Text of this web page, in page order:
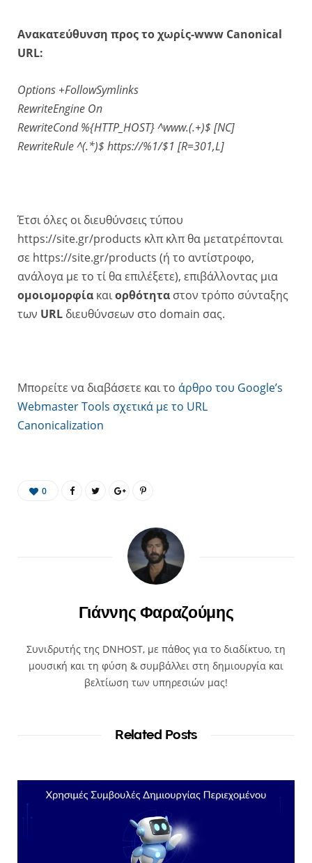
Ανακατεύθυνση προς το χωρίς-www Canonical
URL:
Options +FollowSymlinks
RewriteEngine On
RewriteCond %{HTTP_HOST} ^www.(.+)$ [NC]
RewriteRule ^(.*)$ https://%1/$1 [R=301,L]
Έτσι όλες οι διευθύνσεις τύπου
https://site.gr/products κλπ κλπ θα μετατρέπονται
σε https://site.gr/products (ή το αντίστροφο,
ανάλογα με το τί θα επιλέξετε), επιβάλλοντας μια
ομοιομορφία καιορθότητα στον τρόπο σύνταξης
των URL διευθύνσεων στο domain σας.
Μπορείτε να διαβάσετε και το άρθρο του Google’s
Webmaster Tools σχετικά με το URL
Canonicalization
0
Γιάννης Φαραζούμης
Συνιδρυτής της DNHOST, με πάθος για το διαδίκτυο, τη
μουσική και τη φύση & συμβάλλει στη δημιουργία και
βελτίωση των υπηρεσιών μας!
Related Posts